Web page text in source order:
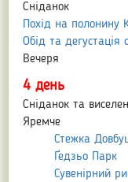
Сніданок
Похід на полонину
Обід та дегустація
Вечеря
4 день
Сніданок та
Яремче
Стежка
Ґедзьо Парк
Сувенірний